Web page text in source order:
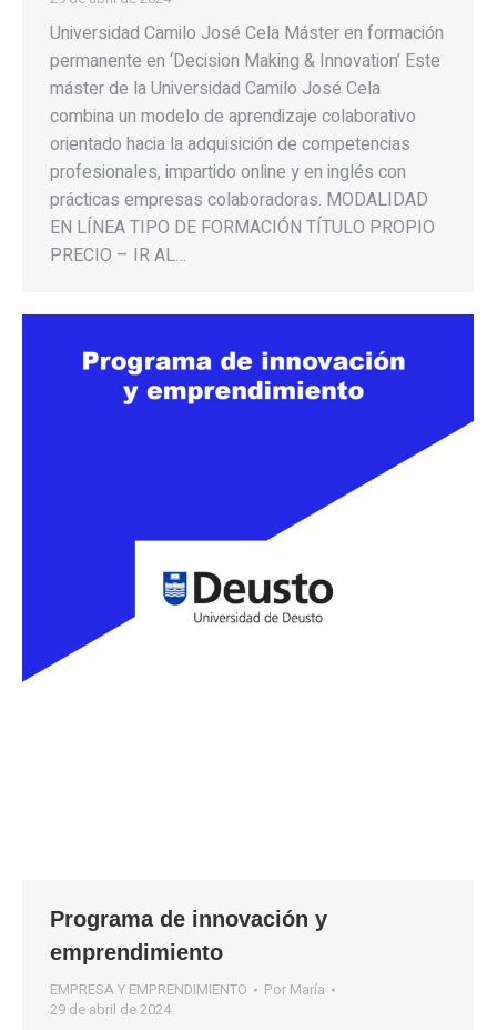
Universidad Camilo José Cela Máster en formación
permanente en ‘Decision Making & Innovation’ Este
máster de la Universidad Camilo José Cela
combina un modelo de aprendizaje colaborativo
orientado hacia la adquisición de competencias
profesionales, impartido online y en inglés con
prácticas empresas colaboradoras. MODALIDAD
EN LÍNEA TIPO DE FORMACIÓN TÍTULO PROPIO
PRECIO – IR AL…
Programa de innovación y
emprendimiento
EMPRESA Y EMPRENDIMIENTO Por María
29 de abril de 2024